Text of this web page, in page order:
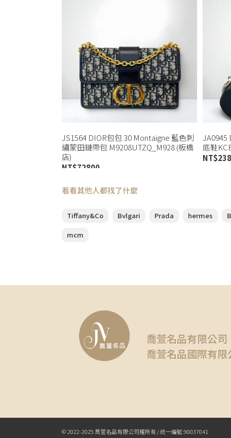
JS1564 DIOR包包 30 Montaigne 藍色刺
繡蒙田鏈帶包 M9208UTZQ_M928 (板橋
店)
NT$72800
JA0945
底鞋
NT$
看看其他人都找了什麼
Tiffany&Co Bvlgari Prada hermes
mcm
喬萱名品有限公司
喬萱名品國際有限
© 2022-2025 喬萱名品有限公司權所有 / 統一編號:90037041